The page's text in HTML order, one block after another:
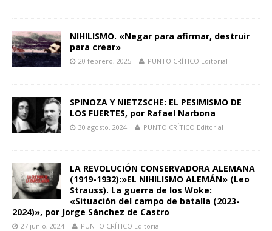
NIHILISMO. «Negar para afirmar, destruir
para crear»
20 febrero, 2025 PUNTO CRÍTICO Editorial
SPINOZA Y NIETZSCHE: EL PESIMISMO DE
LOS FUERTES, por Rafael Narbona
30 agosto, 2024 PUNTO CRÍTICO Editorial
LA REVOLUCIÓN CONSERVADORA ALEMANA
(1919-1932):»EL NIHILISMO ALEMÁN» (Leo
Strauss). La guerra de los Woke:
«Situación del campo de batalla (2023-
2024)», por Jorge Sánchez de Castro
27 junio, 2024 PUNTO CRÍTICO Editorial